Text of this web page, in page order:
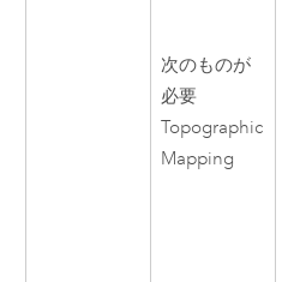
次のものが
必要
Topographic
Mapping